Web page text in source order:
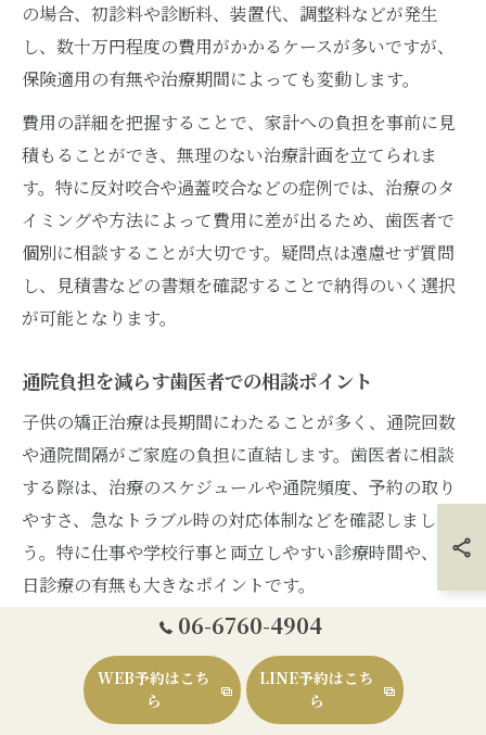
の場合、初診料や診断料、装置代、調整料などが発生
し、数十万円程度の費用がかかるケースが多いですが、
保険適用の有無や治療期間によっても変動します。
費用の詳細を把握することで、家計への負担を事前に見
積もることができ、無理のない治療計画を立てられま
す。特に反対咬合や過蓋咬合などの症例では、治療のタ
イミングや方法によって費用に差が出るため、歯医者で
個別に相談することが大切です。疑問点は遠慮せず質問
し、見積書などの書類を確認することで納得のいく選択
が可能となります。
通院負担を減らす歯医者での相談ポイント
子供の矯正治療は長期間にわたることが多く、通院回数
や通院間隔がご家庭の負担に直結します。歯医者に相談
する際は、治療のスケジュールや通院頻度、予約の取り
やすさ、急なトラブル時の対応体制などを確認しましょ
う。特に仕事や学校行事と両立しやすい診療時間や、土
日診療の有無も大きなポイントです。
また、お子様が歯医者に通うことをストレスに感じない
よう、歯科医師やスタッフの対応、待合室の雰囲気にも
注目しましょう。初回相談時に実際のスタッフとのやり
取りや院内の様子を観察し、安心して長期通院できるか
06-6760-4904
WEB予約はこち
ら
LINE予約はこち
ら